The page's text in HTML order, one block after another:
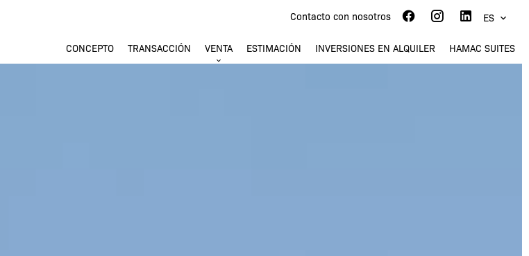
Contacto con nosotros ES
CONCEPTO TRANSACCIÓN VENTA ESTIMACIÓN INVERSIONES EN ALQUILER HAMAC SUITES